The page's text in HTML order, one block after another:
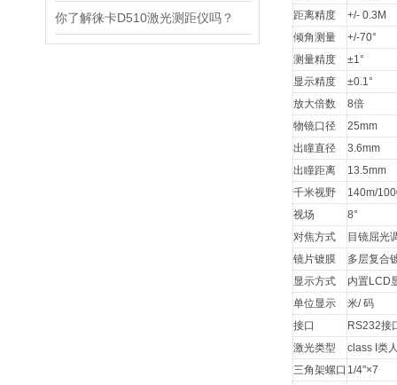
你了解徕卡D510激光测距仪吗？
距离精度
+/- 0.3M
倾角测量
+/-70°
测量精度
±1°
显示精度
±0.1°
放大倍数
8倍
物镜口径
25mm
出瞳直径
3.6mm
出瞳距离
13.5mm
千米视野
140m/
视场
8°
对焦方式
目镜屈光
镜片镀膜
多层复合
显示方式
内置LCD
单位显示
米/ 码
接口
RS232接
激光类型
class I类
三角架螺口 1/4"×7